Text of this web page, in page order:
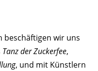
wir uns
Tanz der Zuckerfee,
, und mit Künstlern